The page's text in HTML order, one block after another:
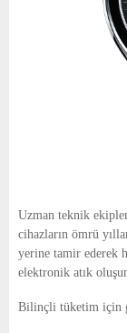
Uzman teknik
cihazların ömrü
yerine tamir ederek
elektronik atık
Bilinçli tüketim için